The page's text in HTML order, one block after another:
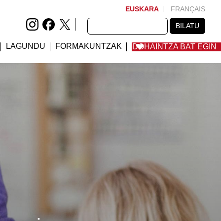
EUSKARA FRANÇAIS
BILATU BILATU
LAGUNDU FORMAKUNTZAK DOHAINTZA BAT EGIN